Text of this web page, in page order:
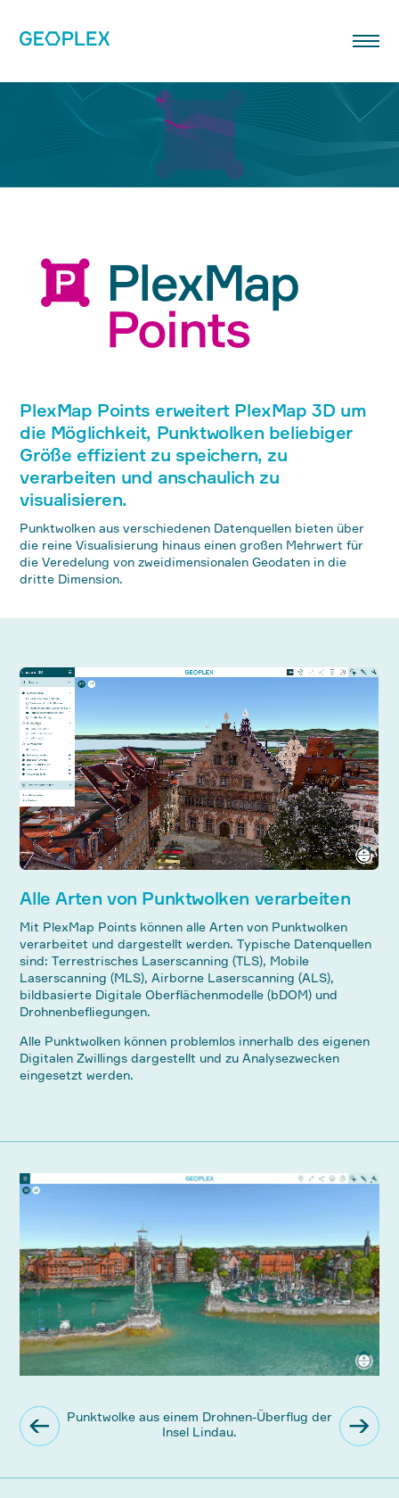
PlexMap Points erweitert PlexMap 3D um
die Möglichkeit, Punktwolken beliebiger
Größe effizient zu speichern, zu
verarbeiten und anschaulich zu
visualisieren.
Punktwolken aus verschiedenen Datenquellen bieten über
die reine Visualisierung hinaus einen großen Mehrwert für
die Veredelung von zweidimensionalen Geodaten in die
dritte Dimension.
Alle Arten von Punktwolken verarbeiten
Mit PlexMap Points können alle Arten von Punktwolken
verarbeitet und dargestellt werden. Typische Datenquellen
sind: Terrestrisches Laserscanning (TLS), Mobile
Laserscanning (MLS), Airborne Laserscanning (ALS),
bildbasierte Digitale Oberflächenmodelle (bDOM) und
Drohnenbefliegungen.
Alle Punktwolken können problemlos innerhalb des eigenen
Digitalen Zwillings dargestellt und zu Analysezwecken
eingesetzt werden.